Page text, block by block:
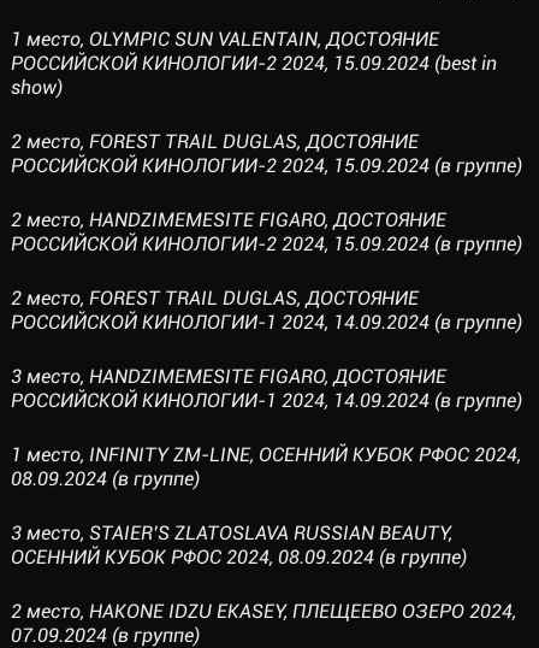
1 место, OLYMPIC SUN VALENTAIN, ДОСТОЯНИЕ
РОССИЙСКОЙ КИНОЛОГИИ-2 2024, 15.09.2024 (best in
show)
2 место, FOREST TRAIL DUGLAS, ДОСТОЯНИЕ
РОССИЙСКОЙ КИНОЛОГИИ-2 2024, 15.09.2024 (в группе)
2 место, HANDZIMEMESITE FIGARO, ДОСТОЯНИЕ
РОССИЙСКОЙ КИНОЛОГИИ-2 2024, 15.09.2024 (в группе)
2 место, FOREST TRAIL DUGLAS, ДОСТОЯНИЕ
РОССИЙСКОЙ КИНОЛОГИИ-1 2024, 14.09.2024 (в группе)
3 место, HANDZIMEMESITE FIGARO, ДОСТОЯНИЕ
РОССИЙСКОЙ КИНОЛОГИИ-1 2024, 14.09.2024 (в группе)
1 место, INFINITY ZM-LINE, ОСЕННИЙ КУБОК РФОС 2024,
08.09.2024 (в группе)
3 место, STAIER’S ZLATOSLAVA RUSSIAN BEAUTY,
ОСЕННИЙ КУБОК РФОС 2024, 08.09.2024 (в группе)
2 место, HAKONE IDZU EKASEY, ПЛЕЩЕЕВО ОЗЕРО 2024,
07.09.2024 (в группе)